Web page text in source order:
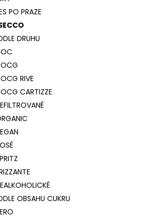
PO PRAZE
DRUHU
RIVE
CARTIZZE
OBSAHU CUKRU
SHAKE ME, COL FONDO,